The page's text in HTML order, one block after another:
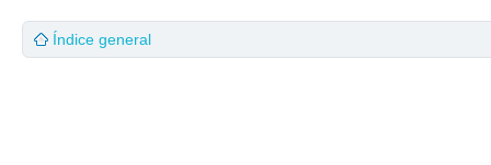
Índice general